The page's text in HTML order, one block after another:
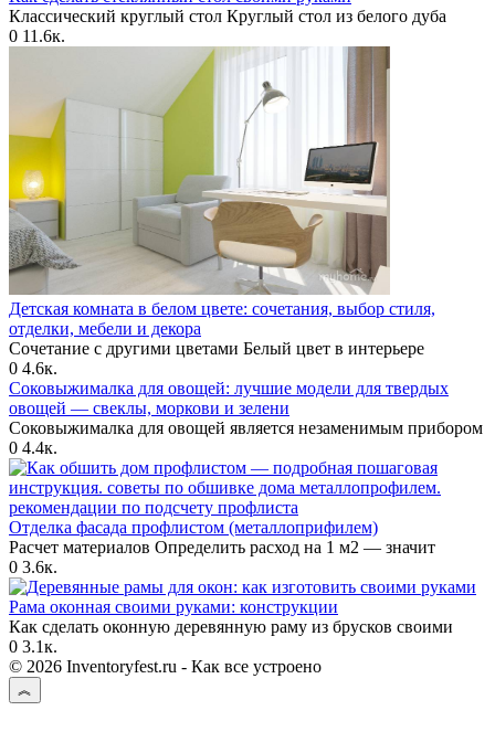
Классический круглый стол Круглый стол из белого дуба
0 11.6к.
Детская комната в белом цвете: сочетания, выбор стиля,
отделки, мебели и декора
Сочетание с другими цветами Белый цвет в интерьере
0 4.6к.
Соковыжималка для овощей: лучшие модели для твердых
овощей — свеклы, моркови и зелени
Соковыжималка для овощей является незаменимым прибором
0 4.4к.
Отделка фасада профлистом (металлоприфилем)
Расчет материалов Определить расход на 1 м2 — значит
0 3.6к.
Рама оконная своими руками: конструкции
Как сделать оконную деревянную раму из брусков своими
0 3.1к.
© 2026 Inventoryfest.ru - Как все устроено